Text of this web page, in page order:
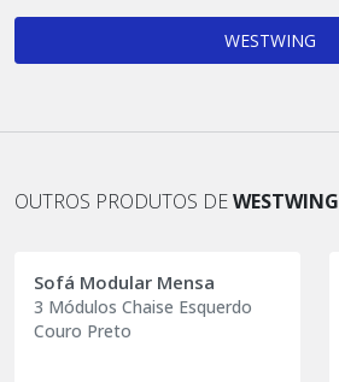
WESTWING
OUTROS PRODUTOS DEWESTWING
Sofá Modular Mensa
3 Módulos Chaise Esquerdo
Couro Preto